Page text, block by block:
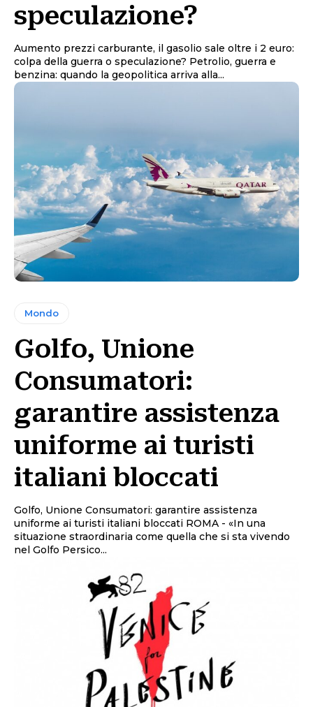
speculazione?
Aumento prezzi carburante, il gasolio sale oltre i 2 euro:
colpa della guerra o speculazione? Petrolio, guerra e
benzina: quando la geopolitica arriva alla...
Mondo
Golfo, Unione
Consumatori:
garantire assistenza
uniforme ai turisti
italiani bloccati
Golfo, Unione Consumatori: garantire assistenza
uniforme ai turisti italiani bloccati ROMA - «In una
situazione straordinaria come quella che si sta vivendo
nel Golfo Persico...